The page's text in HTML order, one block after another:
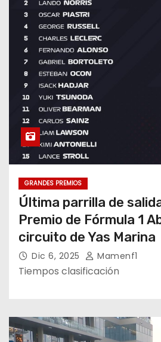
GRANDES PREMIOS
Última parrilla de
Premio de Fórmula 1
circuito de Yas Marina
Dic 6, 2025 Mamenf1
Tiempos clasificación